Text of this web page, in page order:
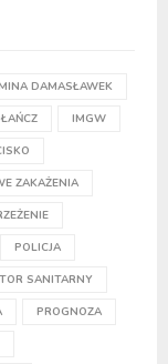
DAMASŁAWEK
IMGW
ZAKAŻENIA
POLICJA
SANITARNY
PROGNOZA